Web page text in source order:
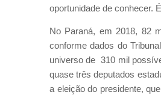
oportunidade de conhecer.
No Paraná, em 2018, 82
conforme dados do
universo de 310 mil
quase três deputados
a eleição do presidente,